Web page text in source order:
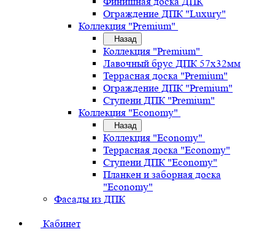
Ограждение ДПК "Luxury"
Коллекция "Premium"
Назад
Коллекция "Premium"
Лавочный брус ДПК 57х32мм
Террасная доска "Premium"
Ограждение ДПК "Premium"
Ступени ДПК "Premium"
Коллекция "Economy"
Назад
Коллекция "Economy"
Террасная доска "Economy"
Ступени ДПК "Economy"
Планкен и заборная доска
"Economy"
Фасады из ДПК
Кабинет